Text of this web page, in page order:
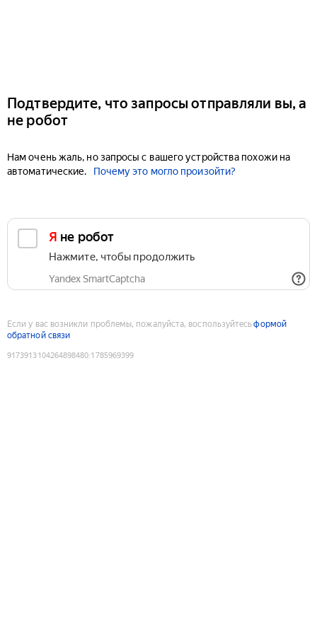
Подтвердите, что запросы отправляли вы, а
не робот
Нам очень жаль, но запросы с вашего устройства похожи на
автоматические.
Почему это могло произойти?
Я не робот
Нажмите, чтобы продолжить
Yandex SmartCaptcha
Если у вас возникли проблемы, пожалуйста, воспользуйтесьформой
обратной связи
9173913104264898480:1785969399